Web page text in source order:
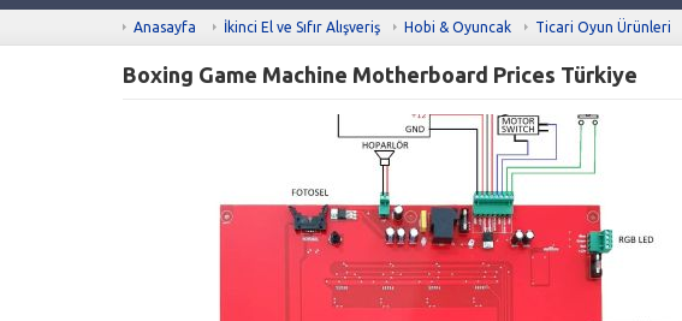
Anasayfa İkinci El ve Sıfır Alışveriş Hobi & Oyuncak Ticari Oyun Ürünleri
Boxing Game Machine Motherboard Prices Türkiye